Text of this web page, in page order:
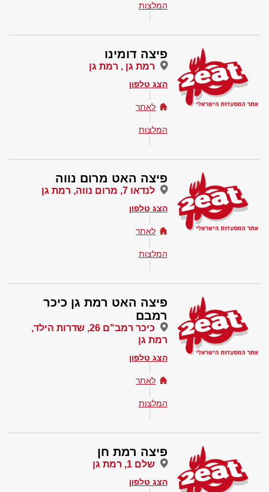
המלצות
פיצה דומינו
רמת גן , רמת גן
הצג טלפון
לאתר
המלצות
פיצה האט מרום נווה
לנדאו 7, מרום נווה, רמת גן
הצג טלפון
לאתר
המלצות
פיצה האט רמת גן כיכר
רמבם
כיכר רמב"ם 26, שדרות הילד,
רמת גן
הצג טלפון
לאתר
המלצות
פיצה רמת חן
שלם 1, רמת גן
הצג טלפון